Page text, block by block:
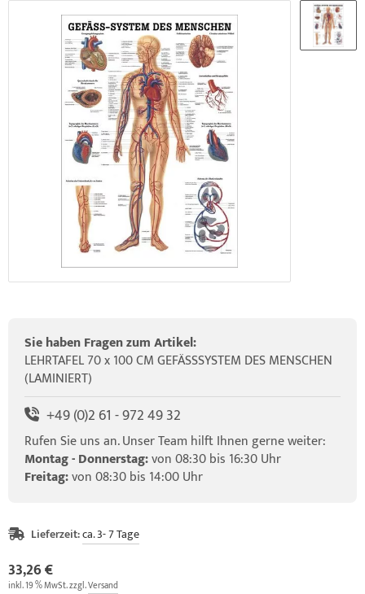
Sie haben Fragen zum Artikel:
LEHRTAFEL 70 x 100 CM GEFÄSSSYSTEM DES MENSCHEN
(LAMINIERT)
+49 (0)2 61 - 972 49 32
Rufen Sie uns an. Unser Team hilft Ihnen gerne weiter:
Montag - Donnerstag:von 08:30 bis 16:30 Uhr
Freitag:von 08:30 bis 14:00 Uhr
Lieferzeit:ca. 3- 7 Tage
33,26 €
inkl. 19 % MwSt. zzgl.Versand
Posturmed & Proprio-Swing
Vintage Series
Hedge Hock (NEU IM SORTIMENT)
Elasko (NEU IM SORTIMENT)
& Zubehör
Vertikalzug
Trainingstische